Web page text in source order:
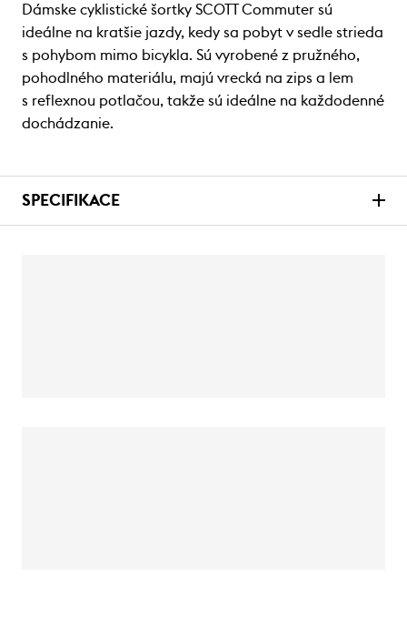
Dámske cyklistické šortky SCOTT Commuter sú
ideálne na kratšie jazdy, kedy sa pobyt v sedle strieda
s pohybom mimo bicykla. Sú vyrobené z pružného,
pohodlného materiálu, majú vrecká na zips a lem
s reflexnou potlačou, takže sú ideálne na každodenné
dochádzanie.
SPECIFIKACE